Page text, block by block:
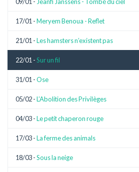
17/01 -Meryem Benoua - Reflet
21/01 -Les hamsters n’existent pas
22/01 -Sur un fil
31/01 -Ose
05/02 -L’Abolition des Privilèges
04/03 -Le petit chaperon rouge
17/03 -La ferme des animals
18/03 -Sous la neige